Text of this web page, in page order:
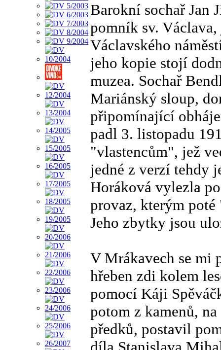
Barokní sochař Jan
pomník sv.
Václavského
jeho kopie stojí
muzea. Sochař
Mariánský sloup,
připomínající
padl 3. listopadu
"vlastencům", jež
jedné z verzí tehdy
Horáková vylezla
provaz, kterým
Jeho zbytky jsou
V Mrákavech se mi
hřeben zdi kolem
pomocí Káji
potom z kamenů,
předků, postavil